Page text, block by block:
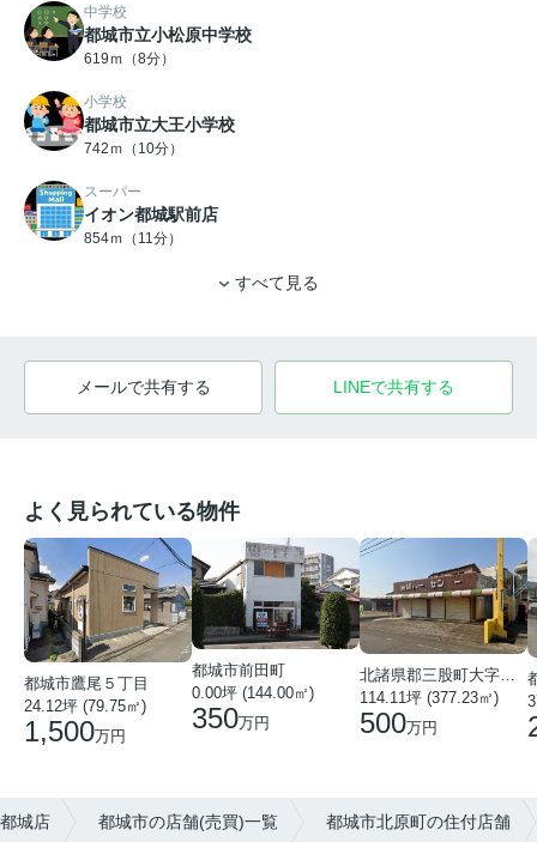
中学校
都城市立小松原中学校
619ｍ（8分）
小学校
都城市立大王小学校
742ｍ（10分）
スーパー
イオン都城駅前店
854ｍ（11分）
すべて見る
メールで共有する LINEで共有する
よく見られている物件
都城市鷹尾５丁目
24.12坪 (79.75㎡)
1,500万円
都城市前田町
0.00坪 (144.00㎡)
350万円
114.11坪 (377.23㎡)
500万円
城店 都城市の店舗(売買)一覧 都城市北原町の住付店舗